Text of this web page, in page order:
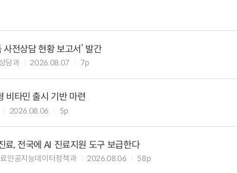
전상담 현황 보고서’ 발간
담과 2026.08.07 7p
비타민 출시 기반 마련
2026.08.06 5p
료, 전국에 AI 진료지원 도구 보급한다
인공지능데이터정책과 2026.08.06 58p